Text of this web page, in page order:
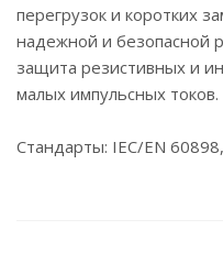
перегрузок и коротких
надежной и безопасной
защита резистивных и
малых импульсных токов.
Стандарты: IEC/EN